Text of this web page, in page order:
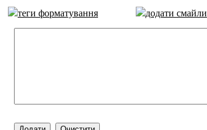
теги форматування додати смайли